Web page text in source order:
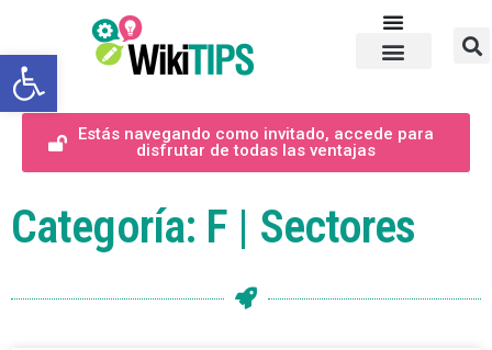
Abrir barra de herramientas
Estás navegando como invitado, accede para
disfrutar de todas las ventajas
Categoría: F | Sectores